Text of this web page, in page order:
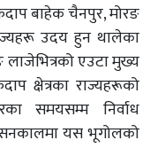
बाहेक चैनपुर, मोरङ
उदय हुन थालेका
एउटा मुख्य
क्षेत्रका राज्यहरूको
समयसम्म निर्वाध
यस भूगोलको